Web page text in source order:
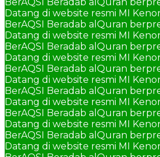
Datang di website resmi MI
BerAQSI Beradab alQuran
Datang di website resmi MI
BerAQSI Beradab alQuran
Datang di website resmi MI
BerAQSI Beradab alQuran
Datang di website resmi MI
BerAQSI Beradab alQuran
Datang di website resmi MI
BerAQSI Beradab alQuran
Datang di website resmi MI
BerAQSI Beradab alQuran
Datang di website resmi MI